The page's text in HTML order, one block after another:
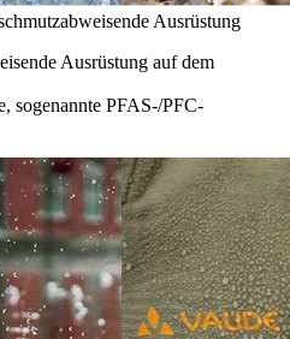
Ausrüstung
Ausrüstung auf dem
sogenannte PFAS-/PFC-